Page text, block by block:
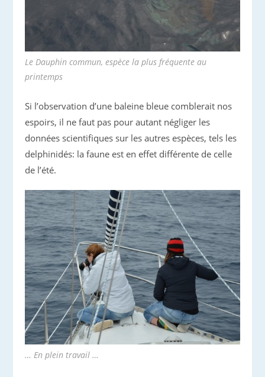
Le Dauphin commun, espèce la plus fréquente au
printemps
Si l’observation d’une baleine bleue comblerait nos
espoirs, il ne faut pas pour autant négliger les
données scientifiques sur les autres espèces, tels les
delphinidés: la faune est en effet différente de celle
de l’été.
… En plein travail …